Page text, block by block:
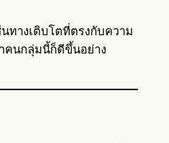
ทางเติบโตที่ตรงกับความ
คนกลุ่มนี้ก็ดีขึ้นอย่าง